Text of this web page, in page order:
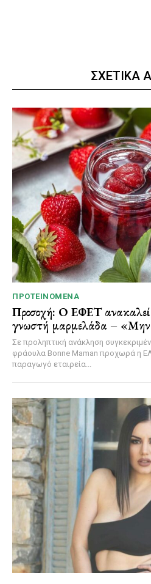
ΣΧΕΤΙΚΑ
ΠΡΟΤΕΙΝΌΜΕΝΑ
Προσοχή: Ο ΕΦΕΤ ανακαλεί
γνωστή μαρμελάδα –
Σε προληπτική ανάκληση
φράουλα Bonne Maman προχωρά η
παραγωγό εταιρεία...